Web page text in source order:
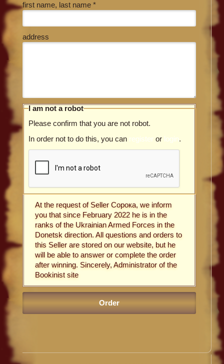
first name, last name *
address
I am not a robot
Please confirm that you are not robot.
In order not to do this, you can register or login.
At the request of Seller Сорока, we inform
you that since February 2022 he is in the
ranks of the Ukrainian Armed Forces in the
Donetsk direction. All questions and orders to
this Seller are stored on our website, but he
will be able to answer or complete the order
after winning. Sincerely, Administrator of the
Bookinist site